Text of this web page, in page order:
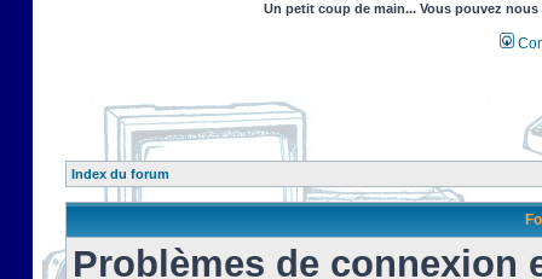
Un petit coup de main... Vous pouvez
Index du forum
Problèmes de connexion